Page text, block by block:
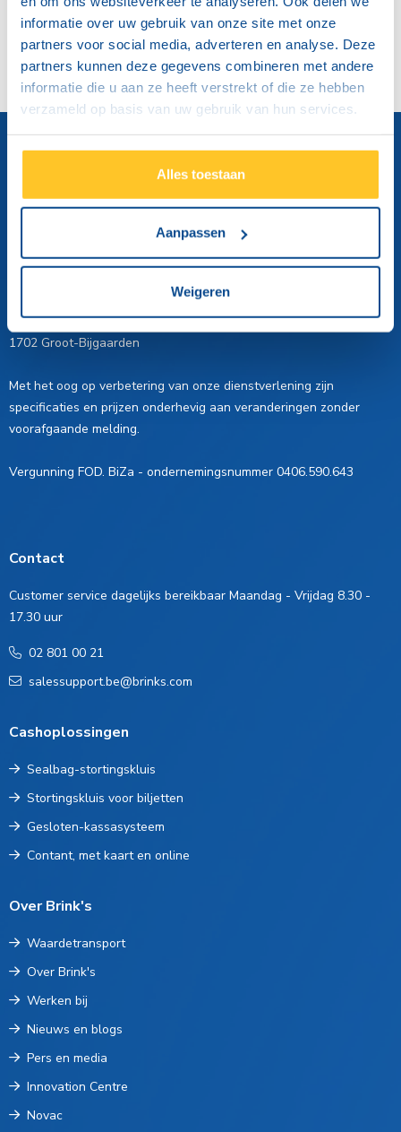
informatie over uw gebruik van onze site met onze
partners voor social media, adverteren en analyse. Deze
partners kunnen deze gegevens combineren met andere
informatie die u aan ze heeft verstrekt of die ze hebben
verzameld op basis van uw gebruik van hun services.
Alles toestaan
Aanpassen
Weigeren
Brink's Solutions Belgium NV
Spoorwegstraat 20
1702 Groot-Bijgaarden
Met het oog op verbetering van onze dienstverlening zijn
specificaties en prijzen onderhevig aan veranderingen zonder
voorafgaande melding.
Vergunning FOD. BiZa - ondernemingsnummer 0406.590.643
Contact
Customer service dagelijks bereikbaar Maandag - Vrijdag 8.30 -
17.30 uur
02 801 00 21
salessupport.be@brinks.com
Cashoplossingen
Sealbag-stortingskluis
Stortingskluis voor biljetten
Gesloten-kassasysteem
Contant, met kaart en online
Over Brink's
Waardetransport
Over Brink's
Werken bij
Nieuws en blogs
Pers en media
Innovation Centre
Novac